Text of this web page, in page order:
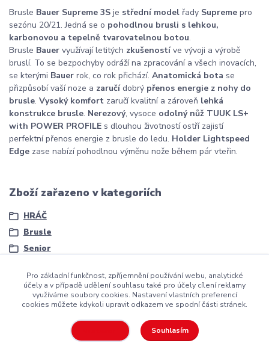
Brusle Bauer Supreme 3S je střední model řady Supreme pro
sezónu 20/21. Jedná se o pohodlnou brusli s lehkou,
karbonovou a tepelně tvarovatelnou botou.
Brusle Bauer využívají letitých zkušenostíve vývoji a výrobě
bruslí. To se bezpochyby odráží na zpracování a všech inovacích,
se kterými Bauer rok, co rok přichází. Anatomická bota se
přizpůsobí vaší noze a zaručídobrý přenos energie z nohy do
brusle. Vysoký komfort zaručí kvalitní a zároveň lehká
konstrukce brusle. Nerezový, vysoce odolný nůž TUUK LS+
with POWER PROFILE s dlouhou životností ostří zajistí
perfektní přenos energie z brusle do ledu. Holder Lightspeed
Edge zase nabízí pohodlnou výměnu nože během pár vteřin.
Zboží zařazeno v kategoriích
HRÁČ
Brusle
Senior
Copyright ©2016Hockeyzone.cz Brnovaše značková
za rozumnou cenu
Pro základní funkčnost, zpříjemnění používání webu, analytické
účely a v případě udělení souhlasu také pro účely cílení reklamy
využíváme soubory cookies. Nastavení vlastních preferencí
cookies můžete kdykoli upravit odkazem ve spodní části stránek.
Souhlasím